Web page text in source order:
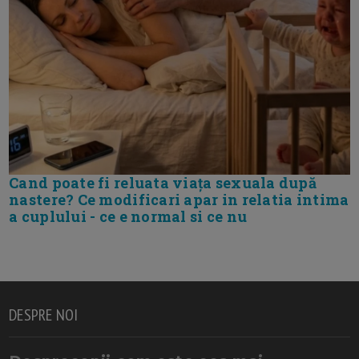
Cand poate fi reluata viața sexuala după
nastere? Ce modificari apar in relatia intima
a cuplului - ce e normal si ce nu
DESPRE NOI